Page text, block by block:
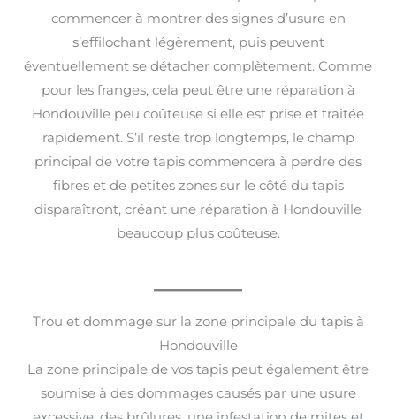
commencer à montrer des signes d’usure en
s’effilochant légèrement, puis peuvent
éventuellement se détacher complètement. Comme
pour les franges, cela peut être une réparation à
Hondouville peu coûteuse si elle est prise et traitée
rapidement. S’il reste trop longtemps, le champ
principal de votre tapis commencera à perdre des
fibres et de petites zones sur le côté du tapis
disparaîtront, créant une réparation à Hondouville
beaucoup plus coûteuse.
Trou et dommage sur la zone principale du tapis à
Hondouville
La zone principale de vos tapis peut également être
soumise à des dommages causés par une usure